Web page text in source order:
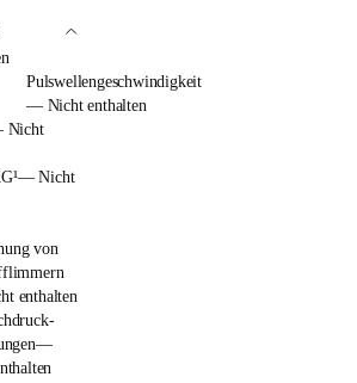
Pulswellengeschwindigkeit
— Nicht enthalten
Nicht
Nicht
von
enthalten